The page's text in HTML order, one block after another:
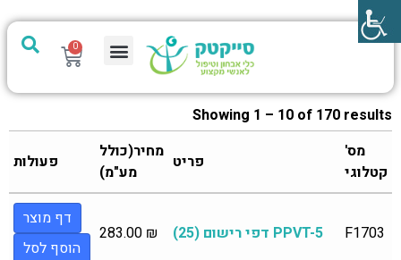
0
Showing 1 – 10 of 170 results
מס'
קטלוגי
פריט מחיר(כולל
מע"מ)
פעולות
F1703 PPVT-5 דפי רישום (25) 283.00 ₪
דף מוצר
הוסף לסל